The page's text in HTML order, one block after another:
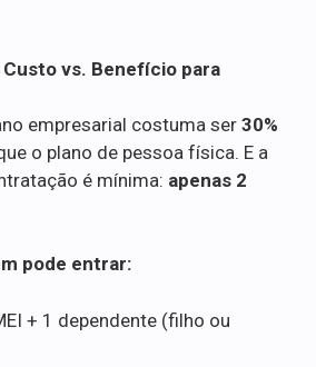
Custo vs. Benefício para
empresarial costuma ser 30%
o plano de pessoa física. E a
é mínima: apenas 2
pode entrar:
+ 1 dependente (filho ou